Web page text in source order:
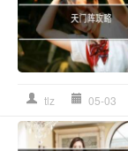
tlz 05-03